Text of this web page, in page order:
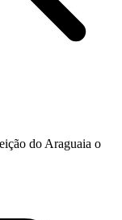
do Araguaia o